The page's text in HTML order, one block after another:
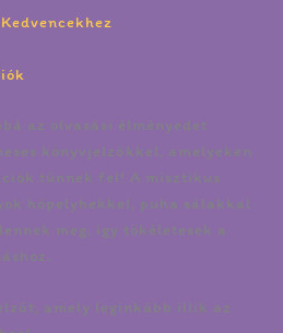
Kedvencekhez
az olvasási élményedet
könyvjelzőkkel, amelyeken
tűnnek fel! A misztikus
hópelyhekkel, puha sálakkal
meg, így tökéletesek a
amely leginkább illik az